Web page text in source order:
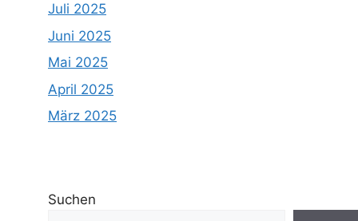
Juli 2025
Juni 2025
Mai 2025
April 2025
März 2025
Suchen